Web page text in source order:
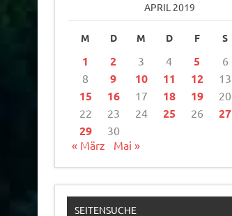
APRIL 2019
M D M D F S
1 2 3 4 5 6
8
9 10 11 12 13
15 16 17 18 19 20
22
23 24 25 26 27
29
30
« März
Mai »
SEITENSUCHE